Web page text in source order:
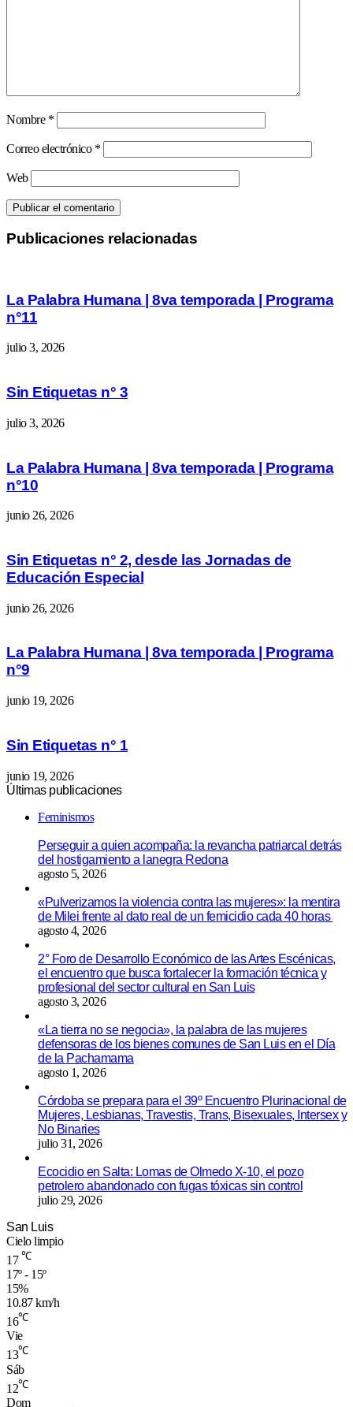
Nombre *
Correo electrónico *
Web
Publicaciones relacionadas
La Palabra Humana | 8va temporada | Programa
n°11
julio 3, 2026
Sin Etiquetas n° 3
julio 3, 2026
La Palabra Humana | 8va temporada | Programa
n°10
junio 26, 2026
Sin Etiquetas n° 2, desde las Jornadas de
Educación Especial
junio 26, 2026
La Palabra Humana | 8va temporada | Programa
n°9
junio 19, 2026
Sin Etiquetas n° 1
junio 19, 2026
Últimas publicaciones
Feminismos
Perseguir a quien acompaña: la revancha patriarcal detrás
del hostigamiento a lanegra Redona
agosto 5, 2026
«Pulverizamos la violencia contra las mujeres»: la mentira
de Milei frente al dato real de un femicidio cada 40 horas
agosto 4, 2026
2° Foro de Desarrollo Económico de las Artes Escénicas,
el encuentro que busca fortalecer la formación técnica y
profesional del sector cultural en San Luis
agosto 3, 2026
«La tierra no se negocia», la palabra de las mujeres
defensoras de los bienes comunes de San Luis en el Día
de la Pachamama
agosto 1, 2026
Córdoba se prepara para el 39º Encuentro Plurinacional de
Mujeres, Lesbianas, Travestis, Trans, Bisexuales, Intersex y
No Binaries
julio 31, 2026
Ecocidio en Salta: Lomas de Olmedo X-10, el pozo
petrolero abandonado con fugas tóxicas sin control
julio 29, 2026
San Luis
Cielo limpio
17 ℃
17º - 15º
15%
10.87 km/h
16℃
Vie
13℃
Sáb
12℃
Dom